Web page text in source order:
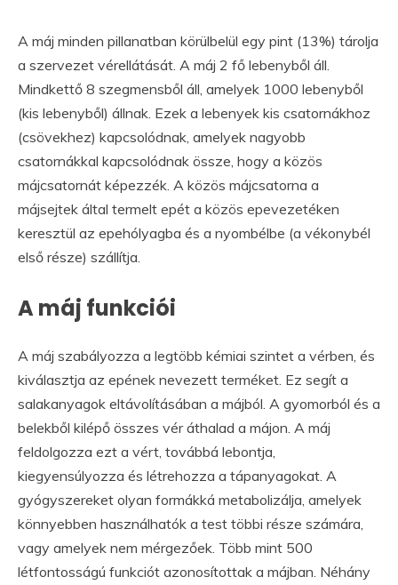
A máj minden pillanatban körülbelül egy pint (13%) tárolja
a szervezet vérellátását. A máj 2 fő lebenyből áll.
Mindkettő 8 szegmensből áll, amelyek 1000 lebenyből
(kis lebenyből) állnak. Ezek a lebenyek kis csatornákhoz
(csövekhez) kapcsolódnak, amelyek nagyobb
csatornákkal kapcsolódnak össze, hogy a közös
májcsatornát képezzék. A közös májcsatorna a
májsejtek által termelt epét a közös epevezetéken
keresztül az epehólyagba és a nyombélbe (a vékonybél
első része) szállítja.
A máj funkciói
A máj szabályozza a legtöbb kémiai szintet a vérben, és
kiválasztja az epének nevezett terméket. Ez segít a
salakanyagok eltávolításában a májból. A gyomorból és a
belekből kilépő összes vér áthalad a májon. A máj
feldolgozza ezt a vért, továbbá lebontja,
kiegyensúlyozza és létrehozza a tápanyagokat. A
gyógyszereket olyan formákká metabolizálja, amelyek
könnyebben használhatók a test többi része számára,
vagy amelyek nem mérgezőek. Több mint 500
létfontosságú funkciót azonosítottak a májban. Néhány